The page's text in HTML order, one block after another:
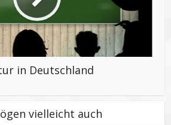
in Deutschland
vielleicht auch